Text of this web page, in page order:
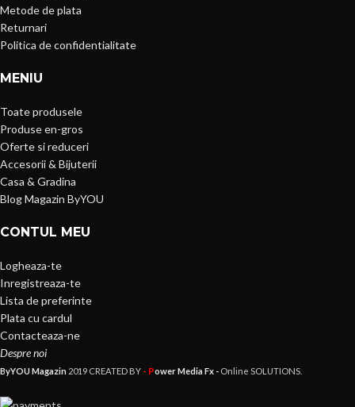
Metode de plata
Returnari
Politica de confidentialitate
MENIU
Toate produsele
Produse en-gros
Oferte si reduceri
Accesorii & Bijuterii
Casa & Gradina
Blog Magazin ByYOU
CONTUL MEU
Logheaza-te
Inregistreaza-te
Lista de preferinte
Plata cu cardul
Contacteaza-ne
Despre noi
ByYOU Magazin 2019 CREATED BY - Power Media Fx - Online SOLUTIONS.